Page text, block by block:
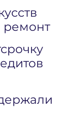
ремонт